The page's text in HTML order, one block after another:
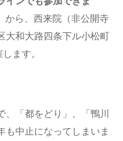
から、西来院（非公開寺
和大路四条下ル小松町
ます。
、「都をどり」、「鴨川
も中止になってしまいま